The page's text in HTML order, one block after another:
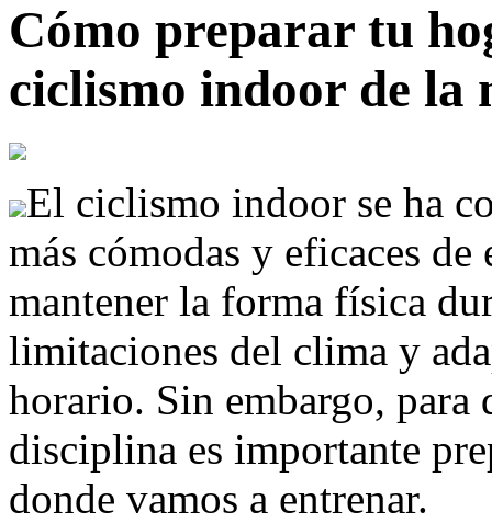
Cómo preparar tu
ciclismo indoor de la
El ciclismo indoor se ha
más cómodas y eficaces
mantener la forma física
limitaciones del clima y
horario. Sin embargo, para
disciplina es importante
donde vamos a entrenar.